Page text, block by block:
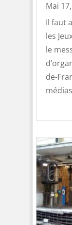
Mai
Il faut
les
le
de-